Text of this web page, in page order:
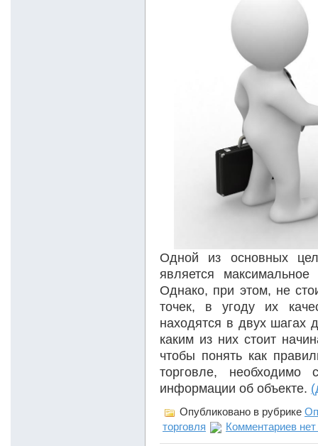
Одной из основных
является
Однако, при этом, не
точек, в угоду их
находятся в двух шагах
каким из них стоит
чтобы понять как
торговле, необходимо
информации об объекте.
Опубликовано в рубрике
торговля
Комментариев нет